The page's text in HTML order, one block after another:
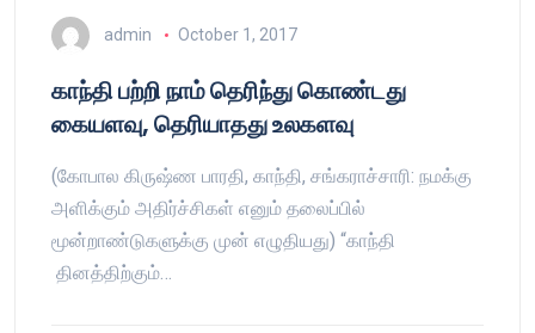
admin October 1, 2017
காந்தி பற்றி நாம் தெரிந்து கொண்டது
கையளவு, தெரியாதது உலகளவு
(கோபால கிருஷ்ண பாரதி, காந்தி, சங்கராச்சாரி: நமக்கு
அளிக்கும் அதிர்ச்சிகள் எனும் தலைப்பில்
மூன்றாண்டுகளுக்கு முன் எழுதியது) “காந்தி
தினத்திற்கும்…